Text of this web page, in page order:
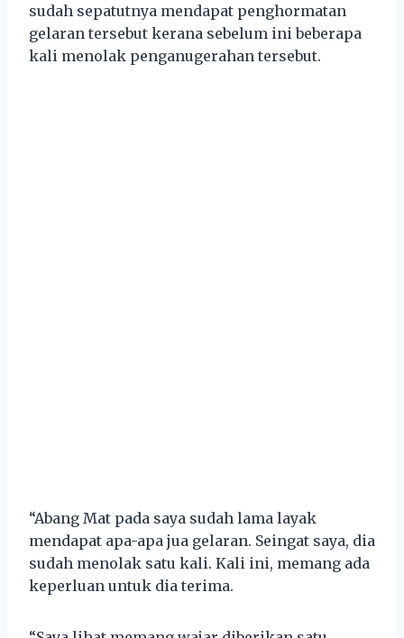
sudah sepatutnya mendapat penghormatan
gelaran tersebut kerana sebelum ini beberapa
kali menolak penganugerahan tersebut.
“Abang Mat pada saya sudah lama layak
mendapat apa-apa jua gelaran. Seingat saya, dia
sudah menolak satu kali. Kali ini, memang ada
keperluan untuk dia terima.